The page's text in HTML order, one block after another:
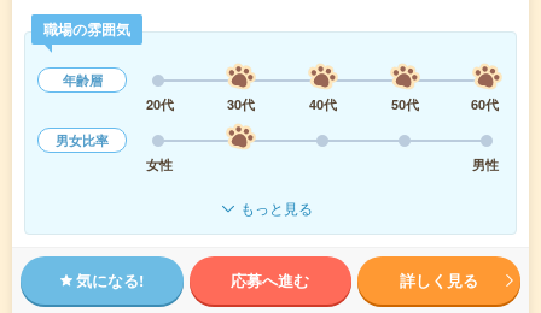
職場の雰囲気
年齢層
20代
30代 40代 50代
60代
男女比率
女性
男性
もっと見る
気になる! 応募へ進む 詳しく見る